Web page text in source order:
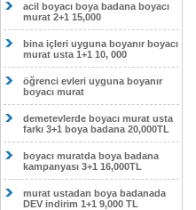
acil boyacı boya badana boyacı
murat 2+1 15,000
bina içleri uyguna boyanır boyacı
murat usta 1+1 10, 000
öğrenci evleri uyguna boyanır
boyacı murat
demetevlerde boyacı murat usta
farkı 3+1 boya badana 20,000TL
boyacı muratda boya badana
kampanyası 3+1 16,000TL
murat ustadan boya badanada
DEV indirim 1+1 9,000 TL